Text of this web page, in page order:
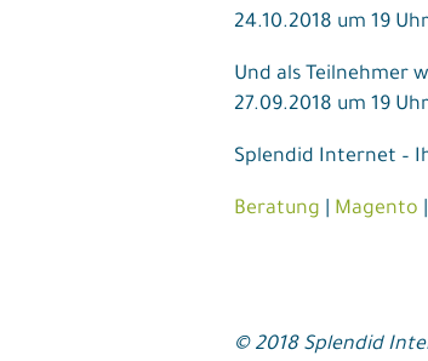
24.10.2018 um 19 Uhr
Und als Teilnehmer
27.09.2018 um 19 Uhr
Splendid Internet –
Beratung Magento
© 2018 Splendid